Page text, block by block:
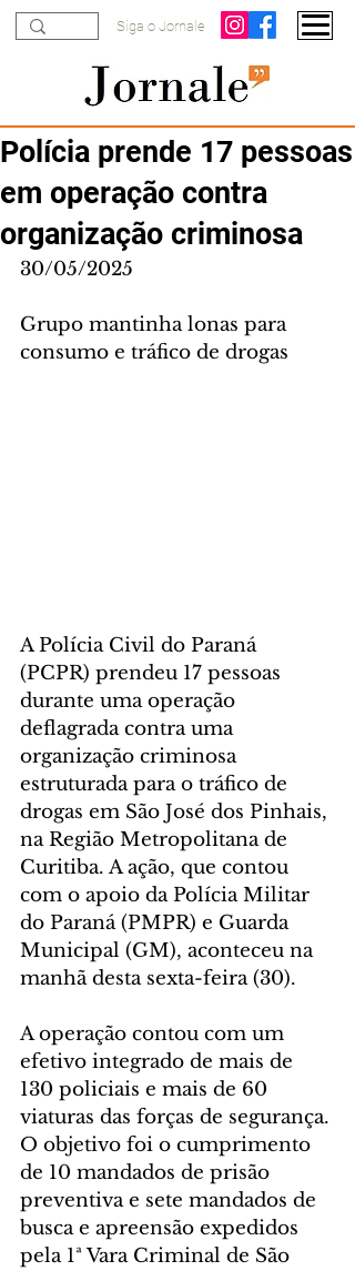
Siga o Jornale
Polícia prende 17 pessoas
em operação contra
organização criminosa
30/05/2025
Grupo mantinha lonas para
consumo e tráfico de drogas
A Polícia Civil do Paraná
(PCPR) prendeu 17 pessoas
durante uma operação
deflagrada contra uma
organização criminosa
estruturada para o tráfico de
drogas em São José dos Pinhais,
na Região Metropolitana de
Curitiba. A ação, que contou
com o apoio da Polícia Militar
do Paraná (PMPR) e Guarda
Municipal (GM), aconteceu na
manhã desta sexta-feira (30).
A operação contou com um
efetivo integrado de mais de
130 policiais e mais de 60
viaturas das forças de segurança.
O objetivo foi o cumprimento
de 10 mandados de prisão
preventiva e sete mandados de
busca e apreensão expedidos
pela 1ª Vara Criminal de São